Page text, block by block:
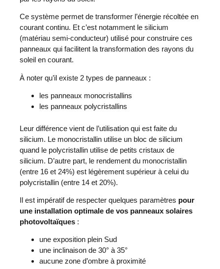
Ce système permet de transformer l’énergie récoltée en
courant continu. Et c’est notamment le silicium
(matériau semi-conducteur) utilisé pour construire ces
panneaux qui facilitent la transformation des rayons du
soleil en courant.
À noter qu’il existe 2 types de panneaux :
les panneaux monocristallins
les panneaux polycristallins
Leur différence vient de l’utilisation qui est faite du
silicium. Le monocristallin utilise un bloc de silicium
quand le polycristallin utilise de petits cristaux de
silicium. D’autre part, le rendement du monocristallin
(entre 16 et 24%) est légèrement supérieur à celui du
polycristallin (entre 14 et 20%).
Il est impératif de respecter quelques paramètres pour
une installation optimale de vos panneaux solaires
photovoltaïques :
une exposition plein Sud
une inclinaison de 30° à 35°
aucune zone d’ombre à proximité